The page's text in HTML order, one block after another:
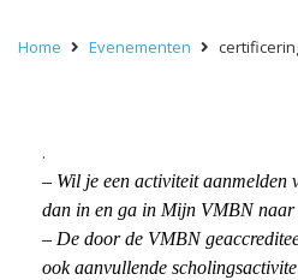
Home Evenementen
.
– Wil je een activiteit aanmelden
dan in en ga in Mijn VMBN naar
– De door de VMBN
ook aanvullende